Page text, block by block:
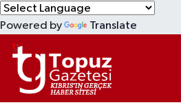
Powered by Translate
KIBRIS
DÜNYA
Lefkoşa Nöbetçi Eczaneler
Lefkoşa Hava Durumu